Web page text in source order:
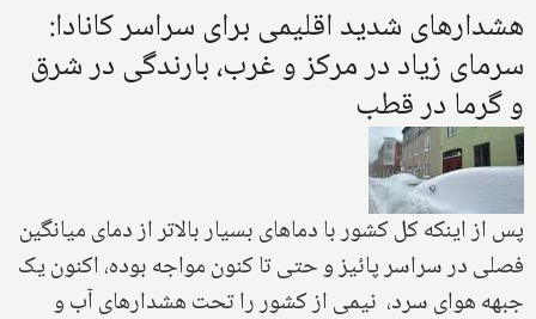
هشدارهای شدید اقلیمی برای سراسر کانادا:
سرمای زیاد در مرکز و غرب، بارندگی در شرق
و گرما در قطب
پس از اینکه کل کشور با دماهای بسیار بالاتر از دمای میانگین
فصلی در سراسر پائیز و حتی تا کنون مواجه بوده، اکنون یک
جبهه هوای سرد، نیمی از کشور را تحت هشدارهای آب و